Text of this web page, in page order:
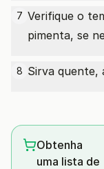
7 Verifique o
pimenta, se
8 Sirva quente,
Obtenha
uma lista de